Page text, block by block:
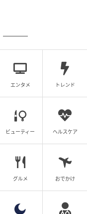
エンタメ トレンド
ビューティー ヘルスケア
グルメ おでかけ